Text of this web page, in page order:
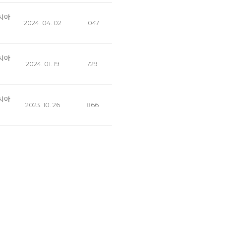
아
2024. 04. 02 1047
아
2024. 01. 19 729
아
2023. 10. 26 866